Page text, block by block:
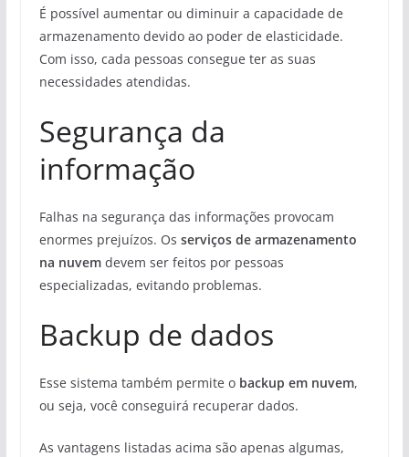
É possível aumentar ou diminuir a capacidade de
armazenamento devido ao poder de elasticidade.
Com isso, cada pessoas consegue ter as suas
necessidades atendidas.
Segurança da
informação
Falhas na segurança das informações provocam
enormes prejuízos. Os serviços de armazenamento
na nuvemdevem ser feitos por pessoas
especializadas, evitando problemas.
Backup de dados
Esse sistema também permite o backup em nuvem,
ou seja, você conseguirá recuperar dados.
As vantagens listadas acima são apenas algumas,